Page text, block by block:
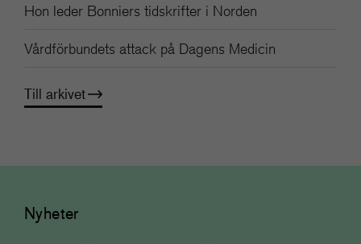
Hon leder Bonniers tidskrifter i Norden
Vårdförbundets attack på Dagens Medicin
Till arkivet
Nyheter